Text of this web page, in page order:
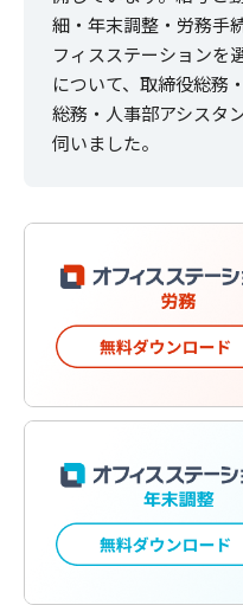
細・年末調整・労務手
フィスステーションを
について、取締役総務
総務・人事部アシスタ
伺いました。